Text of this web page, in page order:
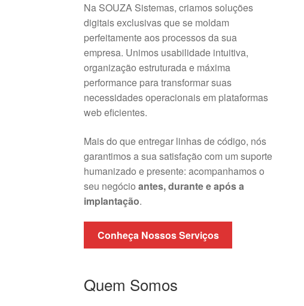
Na SOUZA Sistemas, criamos soluções
digitais exclusivas que se moldam
perfeitamente aos processos da sua
empresa. Unimos usabilidade intuitiva,
organização estruturada e máxima
performance para transformar suas
necessidades operacionais em plataformas
web eficientes.
Mais do que entregar linhas de código, nós
garantimos a sua satisfação com um suporte
humanizado e presente: acompanhamos o
seu negócioantes, durante e após a
implantação.
Conheça Nossos Serviços
Quem Somos